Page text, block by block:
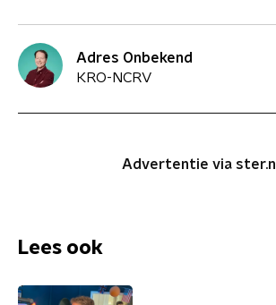
Adres Onbekend
KRO-NCRV
Advertentie via ster.nl
Lees ook